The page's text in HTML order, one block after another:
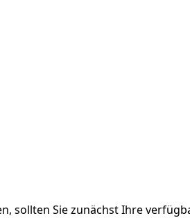
sollten Sie zunächst Ihre